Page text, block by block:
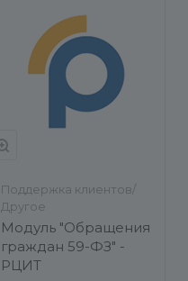
Поддержка клиентов/
Другое
Модуль "Обращения
граждан 59-ФЗ" -
РЦИТ